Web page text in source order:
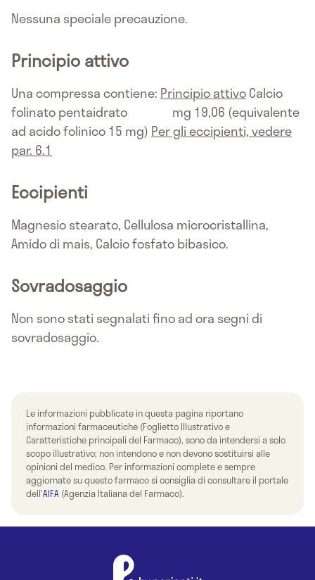
Nessuna speciale precauzione.
Principio attivo
Una compressa contiene: Principio attivoCalcio
folinato pentaidrato mg 19,06 (equivalente
ad acido folinico 15 mg) Per gli eccipienti, vedere
par. 6.1
Eccipienti
Magnesio stearato, Cellulosa microcristallina,
Amido di mais, Calcio fosfato bibasico.
Sovradosaggio
Non sono stati segnalati fino ad ora segni di
sovradosaggio.
Le informazioni pubblicate in questa pagina riportano
informazioni farmaceutiche (Foglietto Illustrativo e
Caratteristiche principali del Farmaco), sono da intendersi a solo
scopo illustrativo; non intendono e non devono sostituirsi alle
opinioni del medico. Per informazioni complete e sempre
aggiornate su questo farmaco si consiglia di consultare il portale
dell'AIFA (Agenzia Italiana del Farmaco).